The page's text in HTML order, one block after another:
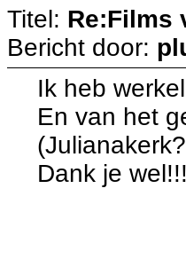
Titel: Re:Films
Bericht door:
Ik heb
En van het
Dank je